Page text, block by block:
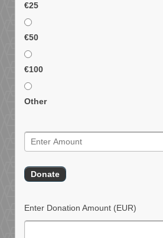
€25
€50
€100
Other
Enter Donation Amount (EUR)